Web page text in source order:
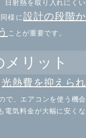
日射熱を取り入れにくい
様に 設計の段階か
ことが重要です。
リット
光熱費を抑えられ
で、エアコンを使う機会
電気料金が大幅に安くな